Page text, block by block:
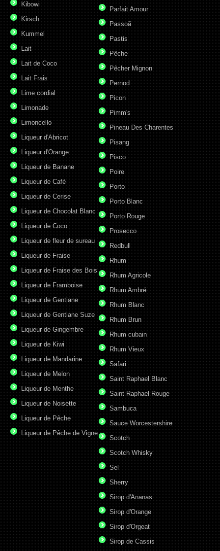
Kibowi
Kirsch
Kummel
Lait
Lait de Coco
Lait Frais
Lime cordial
Limonade
Limoncello
Liqueur d'Abricot
Liqueur d'Orange
Liqueur de Banane
Liqueur de Café
Liqueur de Cerise
Liqueur de Chocolat Blanc
Liqueur de Coco
Liqueur de fleur de sureau
Liqueur de Fraise
Liqueur de Fraise des Bois
Liqueur de Framboise
Liqueur de Gentiane
Liqueur de Gentiane Suze
Liqueur de Gingembre
Liqueur de Kiwi
Liqueur de Mandarine
Liqueur de Melon
Liqueur de Menthe
Liqueur de Noisette
Liqueur de Pêche
Liqueur de Pêche de Vigne
Parfait Amour
Passoã
Pastis
Pêche
Pêcher Mignon
Pernod
Picon
Pimm's
Pineau Des Charentes
Pisang
Pisco
Poire
Porto
Porto Blanc
Porto Rouge
Prosecco
Redbull
Rhum
Rhum Agricole
Rhum Ambré
Rhum Blanc
Rhum Brun
Rhum cubain
Rhum Vieux
Safari
Saint Raphael Blanc
Saint Raphael Rouge
Sambuca
Sauce Worcestershire
Scotch
Scotch Whisky
Sel
Sherry
Sirop d'Ananas
Sirop d'Orange
Sirop d'Orgeat
Sirop de Cassis